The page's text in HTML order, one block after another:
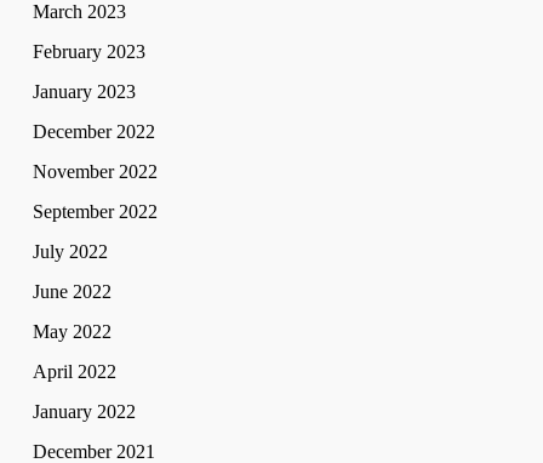
March 2023
February 2023
January 2023
December 2022
November 2022
September 2022
July 2022
June 2022
May 2022
April 2022
January 2022
December 2021